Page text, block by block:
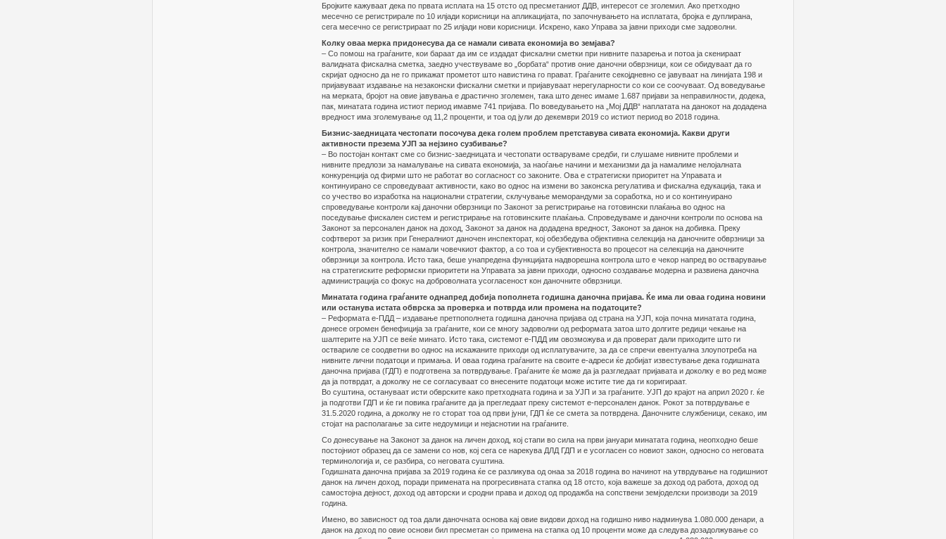
Бројките кажуваат дека по првата исплата на 15 отсто од пресметаниот ДДВ, интересот се зголемил. Ако претходно
месечно се регистрирале по 10 илјади корисници на апликацијата, по започнувањето на исплатата, бројка е дуплирана,
сега месечно се регистрираат по 25 илјади нови корисници. Искрено, како Управа за јавни приходи сме задоволни.
Колку оваа мерка придонесува да се намали сивата економија во земјава?
– Со помош на граѓаните, кои бараат да им се издадат фискални сметки при нивните пазарења и потоа ја скенираат
валидната фискална сметка, заедно учествуваме во „борбата“ против оние даночни обврзници, кои се обидуваат да го
скријат односно да не го прикажат прометот што навистина го прават. Граѓаните секојдневно се јавуваат на линијата 198 и
пријавуваат издавање на незаконски фискални сметки и пријавуваат нерегуларности со кои се соочуваат. Од воведување
на мерката, бројот на овие јавувања е драстично зголемен, така што денес имаме 1.687 пријави за неправилности, додека,
пак, минатата година истиот период имавме 741 пријава. По воведувањето на „Мој ДДВ“ наплатата на данокот на додадена
вредност има зголемување од 11,2 проценти, и тоа од јули до декември 2019 со истиот период во 2018 година.
Бизнис-заедницата честопати посочува дека голем проблем претставува сивата економија. Какви други
активности презема УЈП за нејзино сузбивање?
– Во постојан контакт сме со бизнис-заедницата и честопати остваруваме средби, ги слушаме нивните проблеми и
нивните предлози за намалување на сивата економија, за наоѓање начини и механизми да ја намалиме нелојалната
конкуренција од фирми што не работат во согласност со законите. Ова е стратегиски приоритет на Управата и
континуирано се спроведуваат активности, како во однос на измени во законска регулатива и фискална едукација, така и
со учество во изработка на национални стратегии, склучување меморандуми за соработка, но и со континуирано
спроведување контроли кај даночни обврзници по Законот за регистрирање на готовински плаќања во однос на
поседување фискален систем и регистрирање на готовинските плаќања. Спроведуваме и даночни контроли по основа на
Законот за персонален данок на доход, Законот за данок на додадена вредност, Законот за данок на добивка. Преку
софтверот за ризик при Генералниот даночен инспекторат, кој обезбедува објективна селекција на даночните обврзници за
контрола, значително се намали човечкиот фактор, а со тоа и субјективноста во процесот на селекција на даночните
обврзници за контрола. Исто така, беше унапредена функцијата надворешна контрола што е чекор напред во остварување
на стратегиските реформски приоритети на Управата за јавни приходи, односно создавање модерна и развиена даночна
администрација со фокус на доброволната усогласеност кон даночните обврзници.
Минатата година граѓаните однапред добија пополнета годишна даночна пријава. Ќе има ли оваа година новини
или останува истата обврска за проверка и потврда или промена на податоците?
– Реформата е-ПДД – издавање претпополнета годишна даночна пријава од страна на УЈП, која почна минатата година,
донесе огромен бенефиција за граѓаните, кои се многу задоволни од реформата затоа што долгите редици чекање на
шалтерите на УЈП се веќе минато. Исто така, системот е-ПДД им овозможува и да проверат дали приходите што ги
оствариле се соодветни во однос на искажаните приходи од исплатувачите, за да се спречи евентуална злоупотреба на
нивните лични податоци и примања. И оваа година граѓаните на своите е-адреси ќе добијат известување дека годишната
даночна пријава (ГДП) е подготвена за потврдување. Граѓаните ќе може да ја разгледаат пријавата и доколку е во ред може
да ја потврдат, а доколку не се согласуваат со внесените податоци може истите тие да ги коригираат.
Во суштина, остануваат исти обврските како претходната година и за УЈП и за граѓаните. УЈП до крајот на април 2020 г. ќе
ја подготви ГДП и ќе ги повика граѓаните да ја прегледаат преку системот е-персонален данок. Рокот за потврдување е
31.5.2020 година, а доколку не го сторат тоа од први јуни, ГДП ќе се смета за потврдена. Даночните службеници, секако, им
стојат на располагање за сите недоумици и нејаснотии на граѓаните.
Со донесување на Законот за данок на личен доход, кој стапи во сила на први јануари минатата година, неопходно беше
постојниот образец да се замени со нов, кој сега се нарекува ДЛД ГДП и е усогласен со новиот закон, односно со неговата
терминологија и, се разбира, со неговата суштина.
Годишната даночна пријава за 2019 година ќе се разликува од онаа за 2018 година во начинот на утврдување на годишниот
данок на личен доход, поради примената на прогресивната стапка од 18 отсто, која важеше за доход од работа, доход од
самостојна дејност, доход од авторски и сродни права и доход од продажба на сопствени земјоделски производи за 2019
година.
Имено, во зависност од тоа дали даночната основа кај овие видови доход на годишно ниво надминува 1.080.000 денари, а
данок на доход по овие основи бил пресметан со примена на стапка од 10 проценти може да следува дозадолжување со